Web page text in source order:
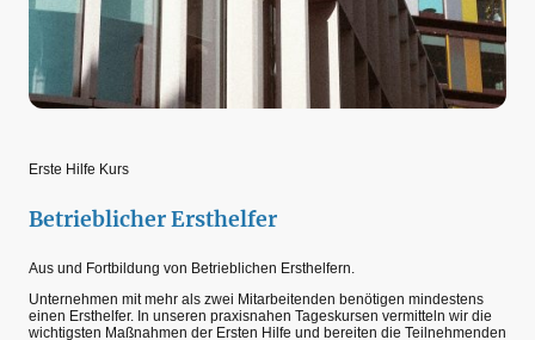
Erste Hilfe Kurs
Betrieblicher Ersthelfer
Aus und Fortbildung von Betrieblichen Ersthelfern.
Unternehmen mit mehr als zwei Mitarbeitenden benötigen mindestens
einen Ersthelfer. In unseren praxisnahen Tageskursen vermitteln wir die
wichtigsten Maßnahmen der Ersten Hilfe und bereiten die Teilnehmenden